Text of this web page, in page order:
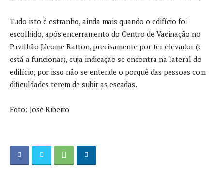
Tudo isto é estranho, ainda mais quando o edifício foi
escolhido, após encerramento do Centro de Vacinação no
Pavilhão Jácome Ratton, precisamente por ter elevador (e
está a funcionar), cuja indicação se encontra na lateral do
edifício, por isso não se entende o porquê das pessoas com
dificuldades terem de subir as escadas.
Foto: José Ribeiro